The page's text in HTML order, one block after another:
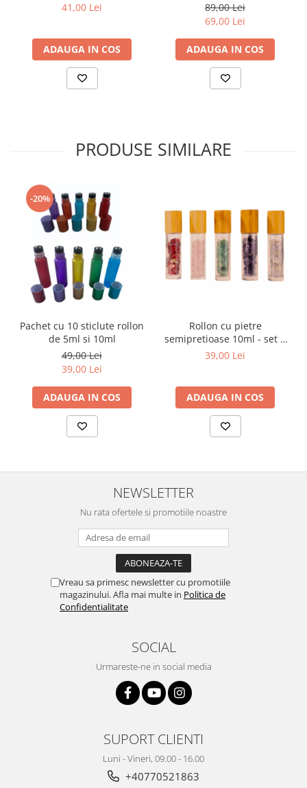
41,00 Lei
ADAUGA IN COS
89,00 Lei
69,00 Lei
ADAUGA IN COS
PRODUSE SIMILARE
-20%
Pachet cu 10 sticlute rollon
de 5ml si 10ml
49,00 Lei
39,00 Lei
ADAUGA IN COS
Rollon cu pietre
semipretioase 10ml - set 5
buc
39,00 Lei
ADAUGA IN COS
NEWSLETTER
Nu rata ofertele si promotiile noastre
Vreau sa primesc newsletter cu promotiile
magazinului. Afla mai multe in Politica de
Confidentialitate
SOCIAL
Urmareste-ne in social media
SUPORT CLIENTI
Luni - Vineri, 09.00 - 16.00
+40770521863